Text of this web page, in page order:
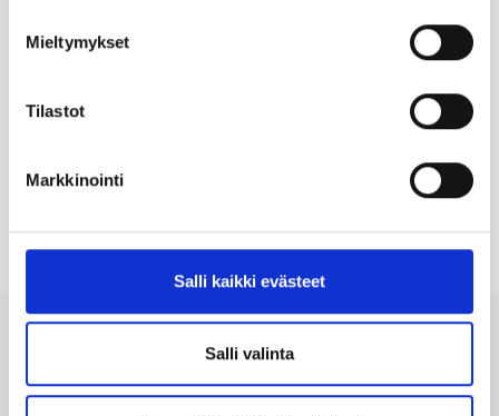
Mieltymykset
Tilastot
Markkinointi
Salli kaikki evästeet
Salli valinta
Tutustu Janni Hussin ja Joel Harkimon videosarjaan